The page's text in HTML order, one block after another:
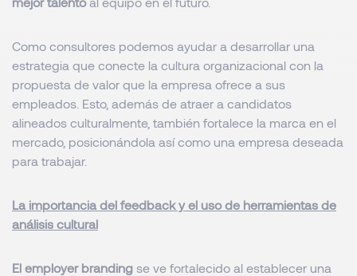
Como consultores podemos ayudar a desarrollar una
estrategia que conecte la cultura organizacional con la
propuesta de valor que la empresa ofrece a sus
empleados. Esto, además de atraer a candidatos
alineados culturalmente, también fortalece la marca en el
mercado, posicionándola así como una empresa deseada
para trabajar.
La importancia del feedback y el uso de herramientas de
análisis cultural
El employer branding se ve fortalecido al establecer una